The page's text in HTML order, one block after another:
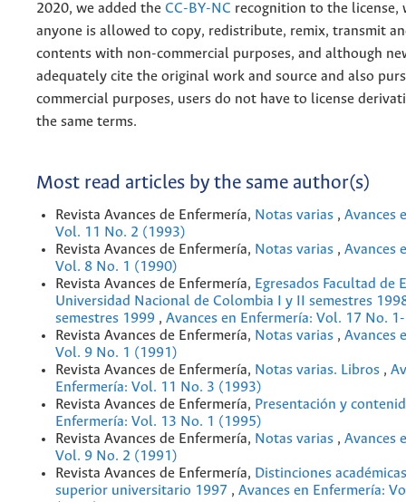
2020, we added the CC-BY-NC recognition to the license,
anyone is allowed to copy, redistribute, remix, transmit
contents with non-commercial purposes, and although
adequately cite the original work and source and also
commercial purposes, users do not have to license
the same terms.
Most read articles by the same author(s)
Revista Avances de Enfermería, Notas varias , Avances
Vol. 11 No. 2 (1993)
Revista Avances de Enfermería, Notas varias , Avances
Vol. 8 No. 1 (1990)
Revista Avances de Enfermería, Egresados Facultad de
Universidad Nacional de Colombia I y II semestres
semestres 1999 , Avances en Enfermería: Vol. 17 No.
Revista Avances de Enfermería, Notas varias , Avances
Vol. 9 No. 1 (1991)
Revista Avances de Enfermería, Notas varias. Libros ,
Enfermería: Vol. 11 No. 3 (1993)
Revista Avances de Enfermería, Presentación y
Enfermería: Vol. 13 No. 1 (1995)
Revista Avances de Enfermería, Notas varias , Avances
Vol. 9 No. 2 (1991)
Revista Avances de Enfermería, Distinciones
superior universitario 1997 , Avances en Enfermería: